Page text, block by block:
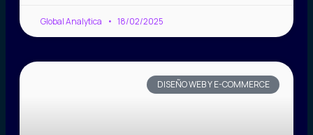
Global Analytica 18/02/2025
DISEÑO WEB Y E-COMMERCE